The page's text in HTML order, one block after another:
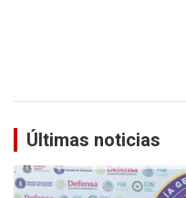
Últimas noticias